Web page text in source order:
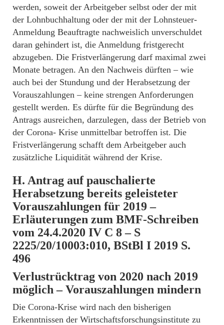
werden, soweit der Arbeitgeber selbst oder der mit
der Lohnbuchhaltung oder der mit der Lohnsteuer-
Anmeldung Beauftragte nachweislich unverschuldet
daran gehindert ist, die Anmeldung fristgerecht
abzugeben. Die Fristverlängerung darf maximal zwei
Monate betragen. An den Nachweis dürften – wie
auch bei der Stundung und der Herabsetzung der
Vorauszahlungen – keine strengen Anforderungen
gestellt werden. Es dürfte für die Begründung des
Antrags ausreichen, darzulegen, dass der Betrieb von
der Corona- Krise unmittelbar betroffen ist. Die
Fristverlängerung schafft dem Arbeitgeber auch
zusätzliche Liquidität während der Krise.
H. Antrag auf pauschalierte
Herabsetzung bereits geleisteter
Vorauszahlungen für 2019 –
Erläuterungen zum BMF-Schreiben
vom 24.4.2020 IV C 8 – S
2225/20/10003:010, BStBl I 2019 S.
496
Verlustrücktrag von 2020 nach 2019
möglich – Vorauszahlungen mindern
Die Corona-Krise wird nach den bisherigen
Erkenntnissen der Wirtschaftsforschungsinstitute zu